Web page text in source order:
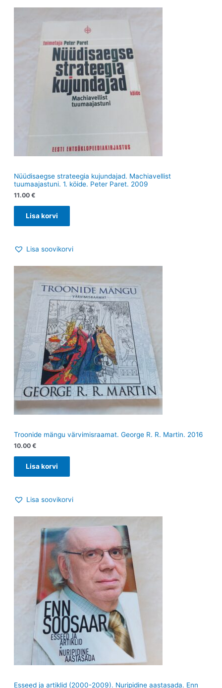
Nüüdisaegse strateegia kujundajad. Machiavellist
tuumaajastuni. 1. köide. Peter Paret. 2009
11.00 €
Lisa korvi
Lisa soovikorvi
Troonide mängu värvimisraamat. George R. R. Martin. 2016
10.00 €
Lisa korvi
Lisa soovikorvi
Esseed ja artiklid (2000-2009). Nuripidine aastasada. Enn